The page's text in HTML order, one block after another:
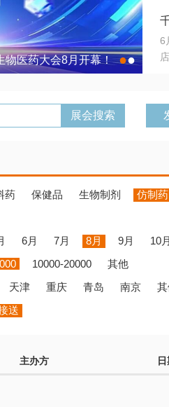
物医药大会8月开幕！ ●●
6
药 保健品 生物制剂 仿制药
6月 7月 8月 9月 10月
10000-20000
其他
天津 重庆 青岛 南京
送
主办方 日